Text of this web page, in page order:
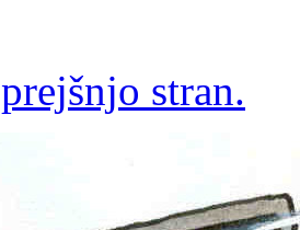
prejšnjo stran.